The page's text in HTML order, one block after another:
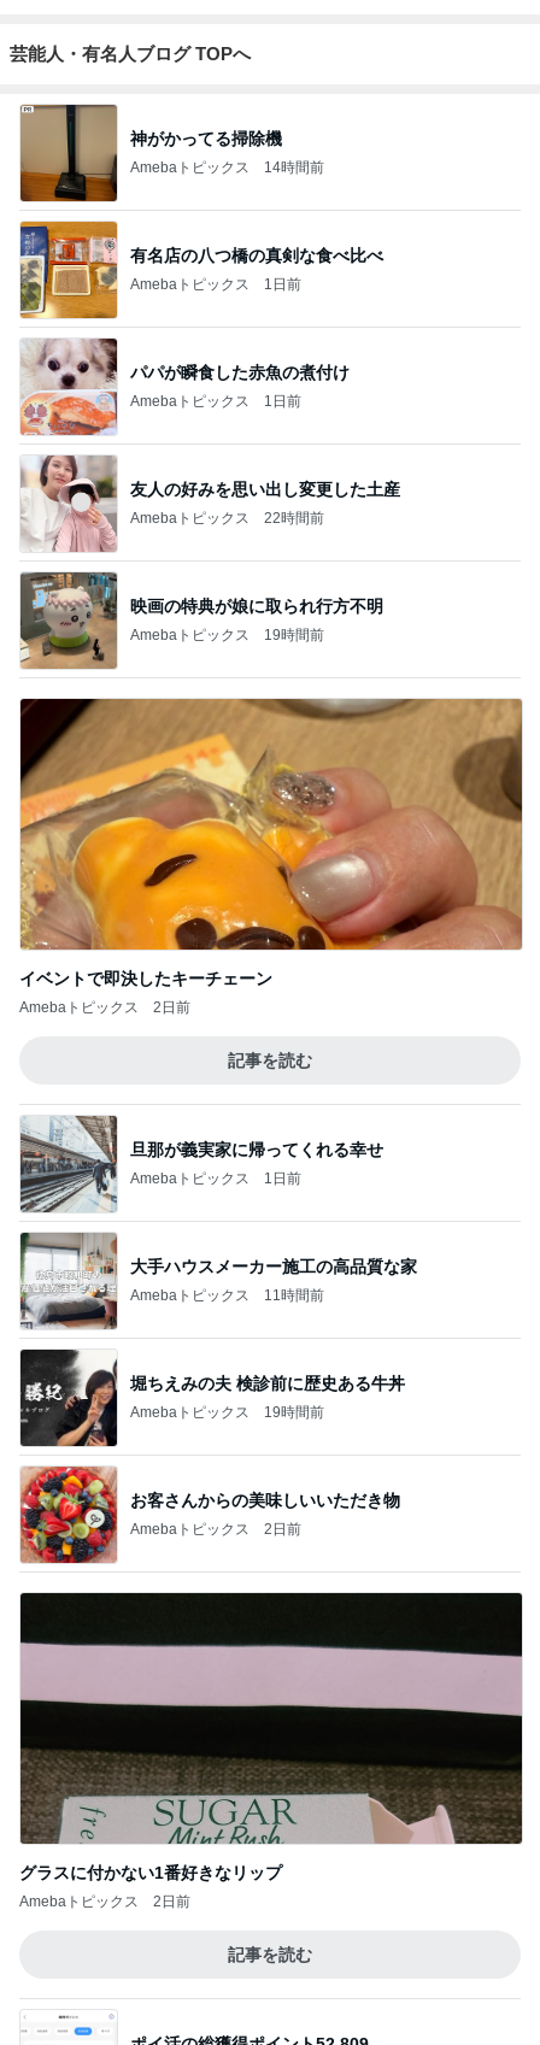
芸能人・有名人ブログ TOPへ
神がかってる掃除機
Amebaトピックス 14時間前
有名店の八つ橋の真剣な食べ比べ
Amebaトピックス 1日前
パパが瞬食した赤魚の煮付け
Amebaトピックス 1日前
友人の好みを思い出し変更した土産
Amebaトピックス 22時間前
映画の特典が娘に取られ行方不明
Amebaトピックス 19時間前
イベントで即決したキーチェーン
Amebaトピックス 2日前
記事を読む
旦那が義実家に帰ってくれる幸せ
Amebaトピックス 1日前
大手ハウスメーカー施工の高品質な家
Amebaトピックス 11時間前
堀ちえみの夫 検診前に歴史ある牛丼
Amebaトピックス 19時間前
お客さんからの美味しいいただき物
Amebaトピックス 2日前
グラスに付かない1番好きなリップ
Amebaトピックス 2日前
記事を読む